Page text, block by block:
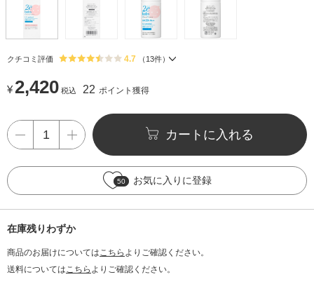
クチコミ評価 4.7 （ 13件）
¥ 2,420 税込 22 ポイント獲得
カートに入れる
50 お気に入りに登録
在庫残りわずか
商品のお届けについてはこちら よりご確認ください。
送料についてはこちら よりご確認ください。